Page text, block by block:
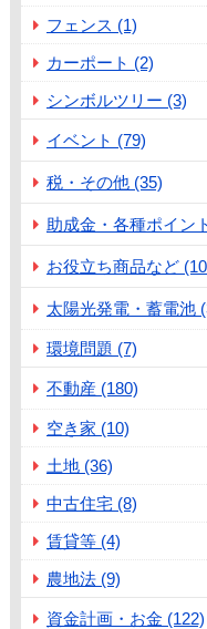
フェンス (1)
カーポート (2)
シンボルツリー (3)
イベント (79)
税・その他 (35)
助成金・各種ポイン
お役立ち商品など
太陽光発電・蓄電池
環境問題 (7)
不動産 (180)
空き家 (10)
土地 (36)
中古住宅 (8)
賃貸等 (4)
農地法 (9)
資金計画・お金 (122)